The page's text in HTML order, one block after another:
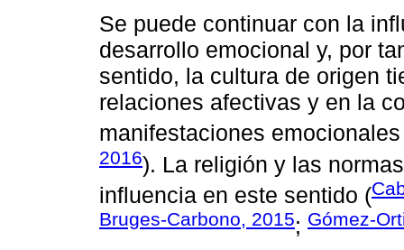
Se puede continuar con la
desarrollo emocional y, por
sentido, la cultura de origen
relaciones afectivas y en la
manifestaciones
2016). La religión y las
influencia en este sentido (
Bruges-Carbono, 2015; Gómez-